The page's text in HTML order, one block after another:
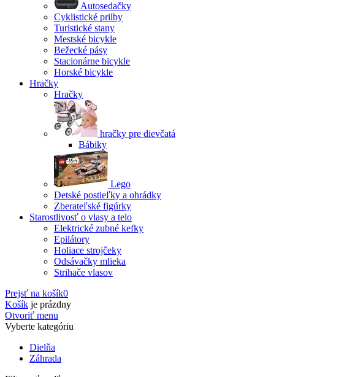
Autosedačky
Cyklistické prilby
Turistické stany
Mestské bicykle
Bežecké pásy
Stacionárne bicykle
Horské bicykle
Hračky
Hračky
hračky pre dievčatá
Bábiky
Lego
Detské postieľky a ohrádky
Zberateľské figúrky
Starostlivosť o vlasy a telo
Elektrické zubné kefky
Epilátory
Holiace strojčeky
Odsávačky mlieka
Strihače vlasov
Prejsť na košík0
Košík je prázdny
Otvoriť menu
Vyberte kategóriu
Dielňa
Záhrada